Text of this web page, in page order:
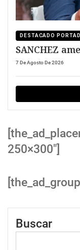
DESTACADO
7 De Agosto De 2026
250×300″]
Buscar